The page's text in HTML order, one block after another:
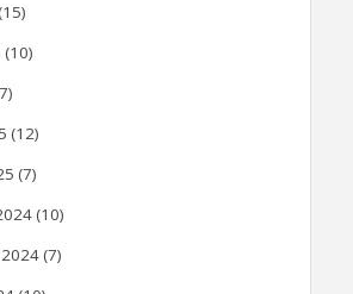
(10)
(12)
(7)
(10)
(7)